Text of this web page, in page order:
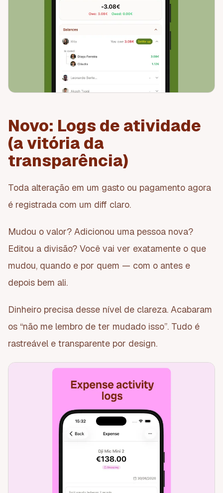
Novo: Logs de atividade
(a vitória da
transparência)
Toda alteração em um gasto ou pagamento agora
é registrada com um diff claro.
Mudou o valor? Adicionou uma pessoa nova?
Editou a divisão? Você vai ver exatamente o que
mudou, quando e por quem — com o antes e
depois bem ali.
Dinheiro precisa desse nível de clareza. Acabaram
os “não me lembro de ter mudado isso”. Tudo é
rastreável e transparente por design.